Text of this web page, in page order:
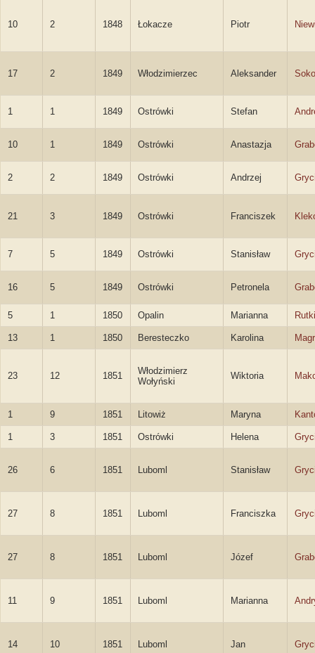
10 2 1848 Łokacze Piotr
17 2 1849 Włodzimierzec Aleksander
1 1 1849 Ostrówki Stefan
10 1 1849 Ostrówki Anastazja
2 2 1849 Ostrówki Andrzej
21 3 1849 Ostrówki Franciszek
7 5 1849 Ostrówki Stanisław
16 5 1849 Ostrówki Petronela
5 1 1850 Opalin Marianna
13 1 1850 Beresteczko Karolina
23 12 1851
Włodzimierz
Wołyński
Wiktoria
1 9 1851 Litowiż Maryna
1 3 1851 Ostrówki Helena
26 6 1851 Luboml Stanisław
27 8 1851 Luboml Franciszka
27 8 1851 Luboml Józef
11 9 1851 Luboml Marianna
14 10 1851 Luboml Jan